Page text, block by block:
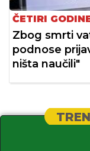
ČETIRI
Zbog smrti
podnose
ništa naučili"